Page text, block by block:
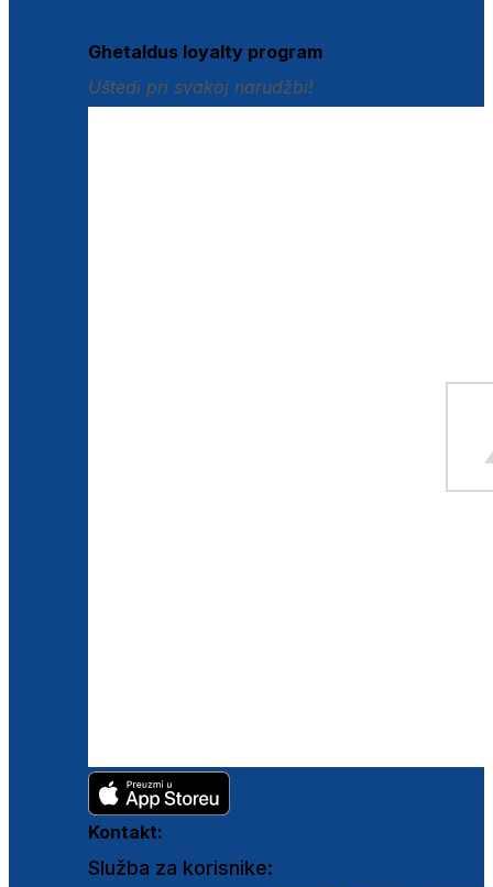
Ghetaldus loyalty program
Uštedi pri svakoj narudžbi!
Kontakt:
Služba za korisnike: